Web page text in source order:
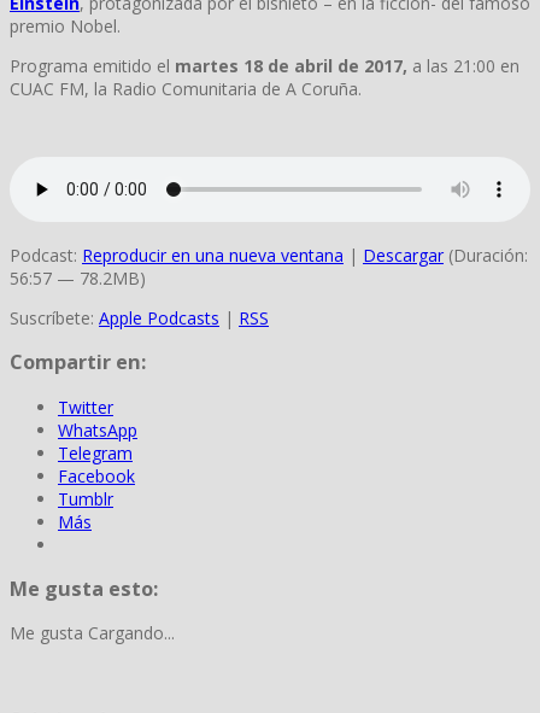
premio Nobel.
Programa emitido el martes 18 de abril de 2017, a las 21:00 en
CUAC FM, la Radio Comunitaria de A Coruña.
Podcast: Reproducir en una nueva ventana | Descargar (Duración:
56:57 — 78.2MB)
Suscríbete: Apple Podcasts | RSS
Compartir en:
Twitter
WhatsApp
Telegram
Facebook
Tumblr
Más
Me gusta esto:
Me gusta Cargando...